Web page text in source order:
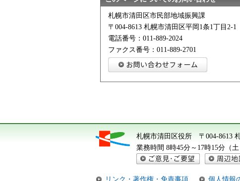
札幌市清田区市民部地域振興課
〒004-8613 札幌市清田区平岡1条1丁目2-1
電話番号：011-889-2024
ファクス番号：011-889-2701
札幌市清田区役所 〒004-8613
業務時間 8時45分～17時15分（
ご意見・ご要望
周辺地図
リンク・著作権・免責事項 個人情報